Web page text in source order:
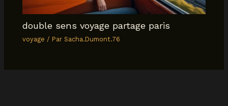
double sens voyage partage paris
voyage / ParSacha.Dumont.76